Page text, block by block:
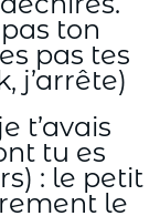
ton
pas tes
j’arrête)
t’avais
tu es
: le petit
le